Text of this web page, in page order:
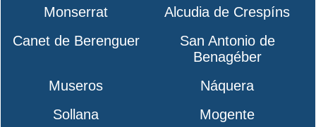
Monserrat
Alcudia de Crespíns
Canet de Berenguer
San Antonio de
Benagéber
Museros
Náquera
Sollana
Mogente